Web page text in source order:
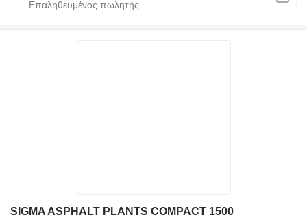
SIGMA ASPHALT PLANTS COMPACT 1500